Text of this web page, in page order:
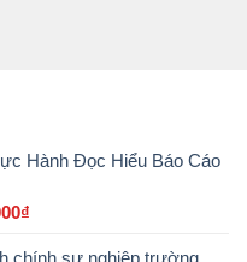
Hành Đọc Hiểu Báo Cáo
₫
từ
chính sự nghiệp trường